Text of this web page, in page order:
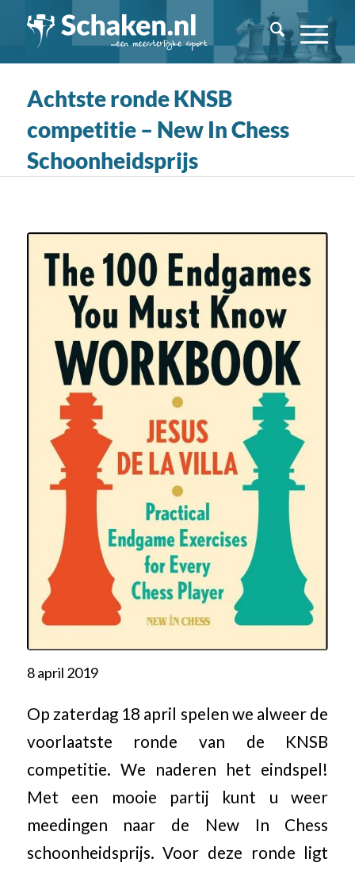
Achtste ronde KNSB
competitie – New In Chess
Schoonheidsprijs
8 april 2019
Op zaterdag 18 april spelen we alweer de
voorlaatste ronde van de KNSB
competitie. We naderen het eindspel!
Met een mooie partij kunt u weer
meedingen naar de New In Chess
schoonheidsprijs. Voor deze ronde ligt